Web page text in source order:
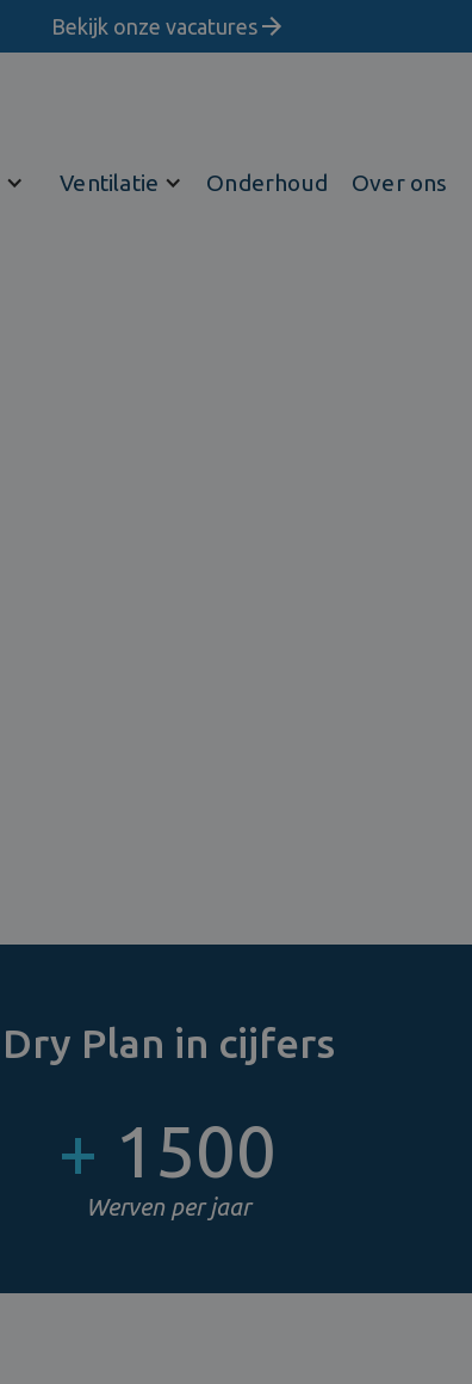
Bekijk onze vacatures
Ventilatie Onderhoud Over ons
Dry Plan in cijfers
+ 1500
Werven per jaar